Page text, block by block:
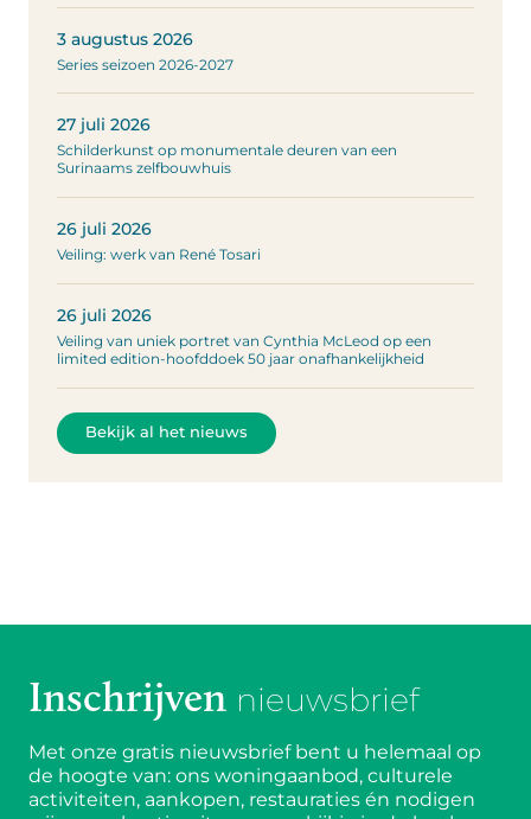
3 augustus 2026
Series seizoen 2026-2027
27 juli 2026
Schilderkunst op monumentale deuren van een
Surinaams zelfbouwhuis
26 juli 2026
Veiling: werk van René Tosari
26 juli 2026
Veiling van uniek portret van Cynthia McLeod op een
limited edition-hoofddoek 50 jaar onafhankelijkheid
Bekijk al het nieuws
Inschrijven nieuwsbrief
Met onze gratis nieuwsbrief bent u helemaal op
de hoogte van: ons woningaanbod, culturele
activiteiten, aankopen, restauraties én nodigen